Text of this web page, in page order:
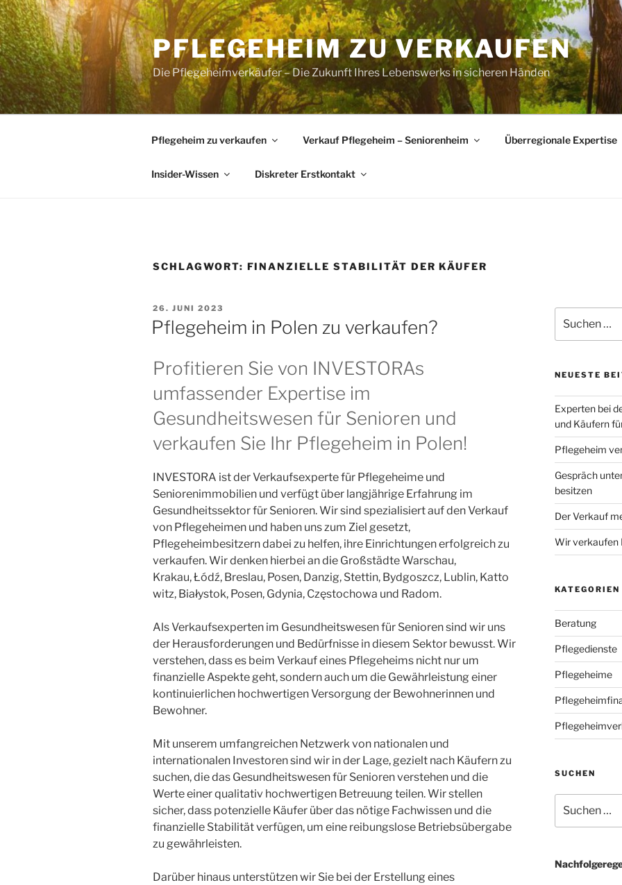
Zum
Inhalt
springen
PFLEGEHEIM ZU VERKAUFEN
Die Pflegeheimverkäufer – Die Zukunft Ihres Lebenswerks in sicheren Händen
Pflegeheim zu verkaufen Verkauf Pflegeheim – Seniorenheim Überregionale Expertise
Insider-Wissen Diskreter Erstkontakt
SCHLAGWORT: FINANZIELLE STABILITÄT DER KÄUFER
VERÖFFENTLICHT
AM
26. JUNI 2023
Pflegeheim in Polen zu verkaufen?
Profitieren Sie von INVESTORAs
umfassender Expertise im
Gesundheitswesen für Senioren und
verkaufen Sie Ihr Pflegeheim in Polen!
INVESTORA ist der Verkaufsexperte für Pflegeheime und
Seniorenimmobilien und verfügt über langjährige Erfahrung im
Gesundheitssektor für Senioren. Wir sind spezialisiert auf den Verkauf
von Pflegeheimen und haben uns zum Ziel gesetzt,
Pflegeheimbesitzern dabei zu helfen, ihre Einrichtungen erfolgreich zu
verkaufen. Wir denken hierbei an die Großstädte Warschau,
Krakau, Łódź, Breslau, Posen, Danzig, Stettin, Bydgoszcz, Lublin, Katto
witz, Białystok, Posen, Gdynia, Częstochowa und Radom.
Als Verkaufsexperten im Gesundheitswesen für Senioren sind wir uns
der Herausforderungen und Bedürfnisse in diesem Sektor bewusst. Wir
verstehen, dass es beim Verkauf eines Pflegeheims nicht nur um
finanzielle Aspekte geht, sondern auch um die Gewährleistung einer
kontinuierlichen hochwertigen Versorgung der Bewohnerinnen und
Bewohner.
Mit unserem umfangreichen Netzwerk von nationalen und
internationalen Investoren sind wir in der Lage, gezielt nach Käufern zu
suchen, die das Gesundheitswesen für Senioren verstehen und die
Werte einer qualitativ hochwertigen Betreuung teilen. Wir stellen
sicher, dass potenzielle Käufer über das nötige Fachwissen und die
finanzielle Stabilität verfügen, um eine reibungslose Betriebsübergabe
zu gewährleisten.
Darüber hinaus unterstützen wir Sie bei der Erstellung eines
nach:
NEUESTE
Experten bei
und Käufern
Pflegeheim
Gespräch
besitzen
Der Verkauf
Wir verkaufen
KATEGORIEN
Beratung
Pflegedienste
Pflegeheime
SUCHEN
nach: